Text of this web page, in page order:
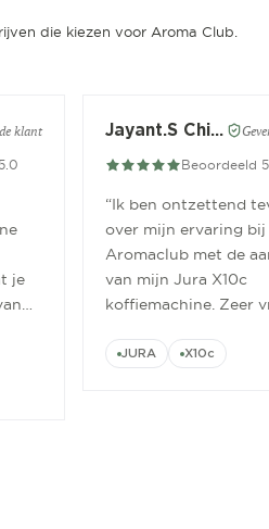
die kiezen voor Aroma Club.
klant
je
Jayant.S Chitaroe
Beoordeeld
“Ik ben ontzettend
over mijn ervaring bij
Aromaclub met de
van mijn Jura X10c
koffiemachine. Zeer
JURA X10c